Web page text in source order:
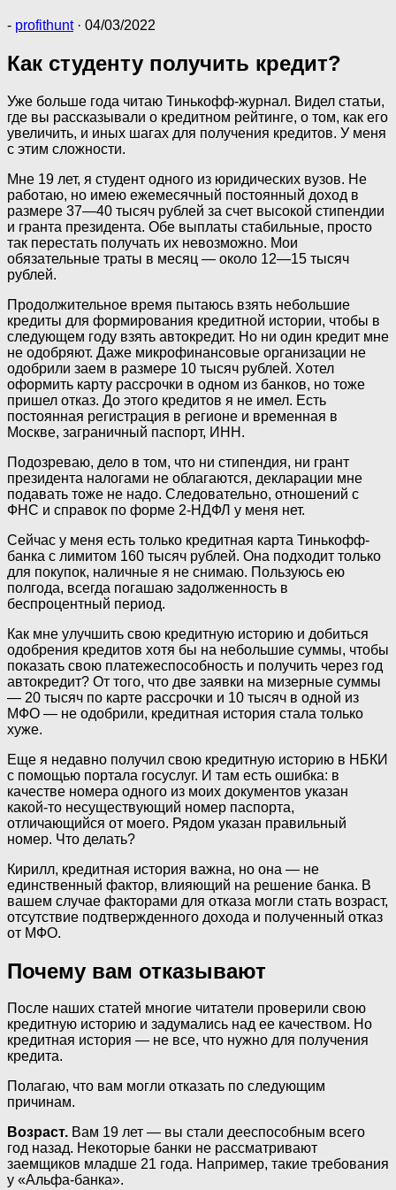
- profithunt · 04/03/2022
Как студенту получить кредит?
Уже больше года читаю Тинькофф-журнал. Видел статьи,
где вы рассказывали о кредитном рейтинге, о том, как его
увеличить, и иных шагах для получения кредитов. У меня
с этим сложности.
Мне 19 лет, я студент одного из юридических вузов. Не
работаю, но имею ежемесячный постоянный доход в
размере 37—40 тысяч рублей за счет высокой стипендии
и гранта президента. Обе выплаты стабильные, просто
так перестать получать их невозможно. Мои
обязательные траты в месяц — около 12—15 тысяч
рублей.
Продолжительное время пытаюсь взять небольшие
кредиты для формирования кредитной истории, чтобы в
следующем году взять автокредит. Но ни один кредит мне
не одобряют. Даже микрофинансовые организации не
одобрили заем в размере 10 тысяч рублей. Хотел
оформить карту рассрочки в одном из банков, но тоже
пришел отказ. До этого кредитов я не имел. Есть
постоянная регистрация в регионе и временная в
Москве, заграничный паспорт, ИНН.
Подозреваю, дело в том, что ни стипендия, ни грант
президента налогами не облагаются, декларации мне
подавать тоже не надо. Следовательно, отношений с
ФНС и справок по форме 2-НДФЛ у меня нет.
Сейчас у меня есть только кредитная карта Тинькофф-
банка с лимитом 160 тысяч рублей. Она подходит только
для покупок, наличные я не снимаю. Пользуюсь ею
полгода, всегда погашаю задолженность в
беспроцентный период.
Как мне улучшить свою кредитную историю и добиться
одобрения кредитов хотя бы на небольшие суммы, чтобы
показать свою платежеспособность и получить через год
автокредит? От того, что две заявки на мизерные суммы
— 20 тысяч по карте рассрочки и 10 тысяч в одной из
МФО — не одобрили, кредитная история стала только
хуже.
Еще я недавно получил свою кредитную историю в НБКИ
с помощью портала госуслуг. И там есть ошибка: в
качестве номера одного из моих документов указан
какой-то несуществующий номер паспорта,
отличающийся от моего. Рядом указан правильный
номер. Что делать?
Кирилл, кредитная история важна, но она — не
единственный фактор, влияющий на решение банка. В
вашем случае факторами для отказа могли стать возраст,
отсутствие подтвержденного дохода и полученный отказ
от МФО.
Почему вам отказывают
После наших статей многие читатели проверили свою
кредитную историю и задумались над ее качеством. Но
кредитная история — не все, что нужно для получения
кредита.
Полагаю, что вам могли отказать по следующим
причинам.
Возраст. Вам 19 лет — вы стали дееспособным всего
год назад. Некоторые банки не рассматривают
заемщиков младше 21 года. Например, такие требования
у «Альфа-банка».